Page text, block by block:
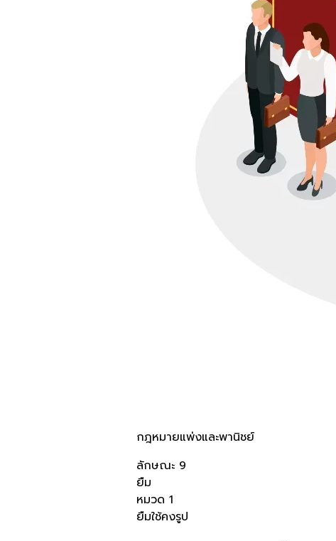
กฎหมายแพ่งและพานิชย์
ลักษณะ 9
ยืม
หมวด 1
ยืมใช้คงรูป